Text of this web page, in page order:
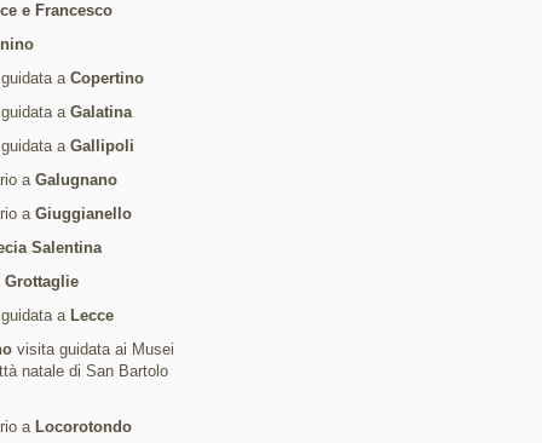
e Francesco
a Copertino
a Galatina
a Gallipoli
a Galugnano
a Giuggianello
Salentina
Grottaglie
a Lecce
visita guidata ai Musei
natale di San Bartolo
a Locorotondo